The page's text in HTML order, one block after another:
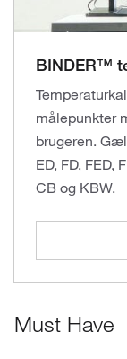
BINDER™
målepunkter
brugeren.
ED, FD, FED,
CB og KBW.
Must Have